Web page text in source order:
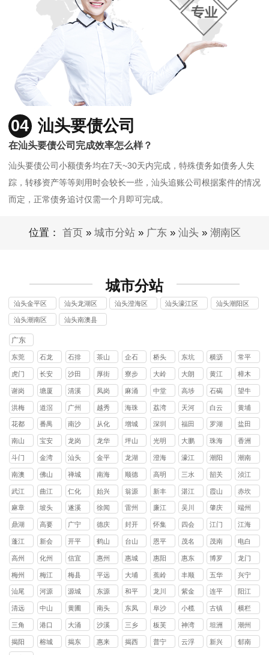
04 汕头要债公司
在汕头要债公司完成效率怎么样？
汕头要债公司小额债务均在7天~30天内完成，特殊债务如债务人失
踪，转移资产等等则用时会较长一些，汕头追账公司根据案件的情况
而定，正常债务追讨仅需一个月即可完成。
位置： 首页 » 城市分站» 广东» 汕头» 潮南区
城市分站
汕头金平区
讨债公司
汕头龙湖区
讨债公司
汕头澄海区
汕头濠江区
汕头潮阳区
汕头潮南区
讨债公司
汕头南澳县
广东
东莞
石龙
镇
石排
镇
茶山
镇
企石
镇
桥头
镇
东坑
镇
横沥
镇
常平
镇
虎门
镇
长安
镇
沙田
镇
厚街
镇
寮步
镇
大岭
山镇
大朗
镇
黄江
镇
樟木
头镇
谢岗
镇
塘厦
镇
清溪
镇
凤岗
镇
麻涌
镇
中堂
镇
高埗
镇
石碣
镇
望牛
墩镇
洪梅
镇
道滘
镇
广州
越秀
区
海珠
区
荔湾
区
天河
区
白云
区
黄埔
区
花都
区
番禺
区
南沙
区
从化
区
增城
区
深圳
福田
区
罗湖
区
盐田
区
南山
区
宝安
区
龙岗
区
龙华
区
坪山
区
光明
区
大鹏
新区
珠海
香洲
区
斗门
区
金湾
区
汕头
金平
区
龙湖
区
澄海
区
濠江
区
潮阳
区
潮南
区
南澳
县
佛山
禅城
区
南海
区
顺德
区
高明
区
三水
区
韶关
浈江
区
武江
区
曲江
区
仁化
县
始兴
县
翁源
县
新丰
县
湛江
霞山
区
赤坎
区
麻章
区
坡头
区
遂溪
县
徐闻
县
雷州
市
廉江
市
吴川
市
肇庆
端州
区
鼎湖
区
高要
区
广宁
县
德庆
县
封开
县
怀集
县
四会
市
江门
江海
区
蓬江
区
新会
区
开平
县
鹤山
县
台山
县
恩平
县
茂名
茂南
区
电白
区
高州
市
化州
市
信宜
市
惠州
惠城
区
惠阳
区
惠东
县
博罗
县
龙门
县
梅州
梅江
区
梅县
区
平远
县
大埔
县
蕉岭
县
丰顺
县
五华
县
兴宁
市
汕尾 河源
源城
区
东源
县
和平
县
龙川
县
紫金
县
连平
县
阳江
清远 中山
黄圃
镇
南头
镇
东凤
镇
阜沙
镇
小榄
镇
古镇
镇
横栏
镇
三角
镇
港口
镇
大涌
镇
沙溪
镇
三乡
镇
板芙
镇
神湾
镇
坦洲
镇
潮州
揭阳
榕城
揭东
惠来
揭西
普宁
云浮
新兴
郁南